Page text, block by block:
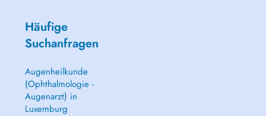
Häufige
Suchanfragen
Augenheilkunde
(Ophthalmologie -
Augenarzt) in
Luxemburg